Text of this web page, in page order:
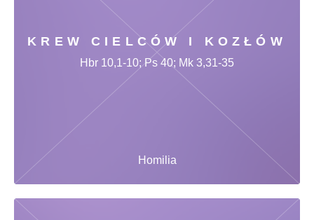
KREW CIELCÓW I KOZŁÓW
Homilia
Hbr 10,1-10; Ps 40; Mk 3,31-35